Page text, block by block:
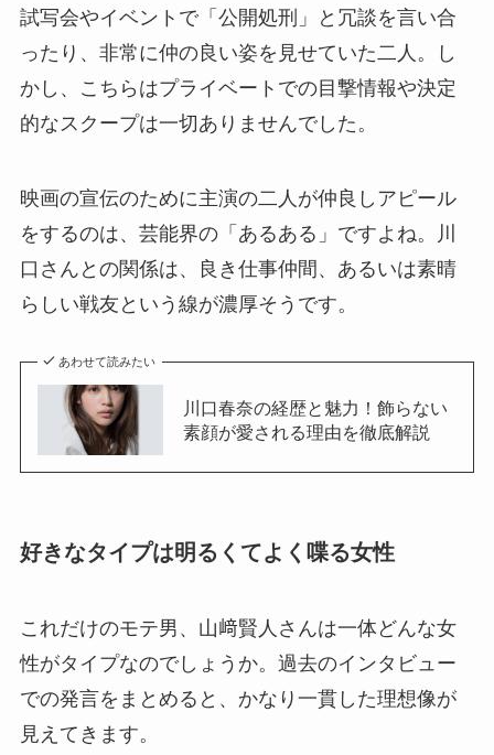
試写会やイベントで「公開処刑」と冗談を言い合
ったり、非常に仲の良い姿を見せていた二人。し
かし、こちらはプライベートでの目撃情報や決定
的なスクープは一切ありませんでした。
映画の宣伝のために主演の二人が仲良しアピール
をするのは、芸能界の「あるある」ですよね。川
口さんとの関係は、良き仕事仲間、あるいは素晴
らしい戦友という線が濃厚そうです。
あわせて読みたい
川口春奈の経歴と魅力！飾らない
素顔が愛される理由を徹底解説
好きなタイプは明るくてよく喋る女性
これだけのモテ男、山﨑賢人さんは一体どんな女
性がタイプなのでしょうか。過去のインタビュー
での発言をまとめると、かなり一貫した理想像が
見えてきます。